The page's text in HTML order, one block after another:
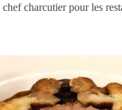
chef charcutier pour les